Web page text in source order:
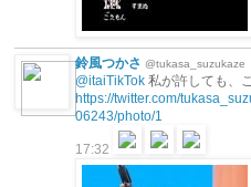
鈴風つかさ @tukasa_suzukaze
@itaiTikTok 私が許しても、
https://twitter.com/
06243/photo/1
17:32